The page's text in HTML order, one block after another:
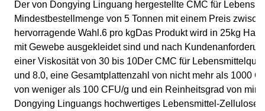
Der von Dongying Linguang hergestellte CMC für
Mindestbestellmenge von 5 Tonnen mit einem Preis
hervorragende Wahl.6 pro kgDas Produkt wird in 25kg
mit Gewebe ausgekleidet sind und nach
einer Viskosität von 30 bis 10Der CMC für
und 8.0, eine Gesamtplattenzahl von nicht mehr als 1000
von weniger als 100 CFU/g und ein Reinheitsgrad von
Dongying Linguangs hochwertiges Lebensmittel-